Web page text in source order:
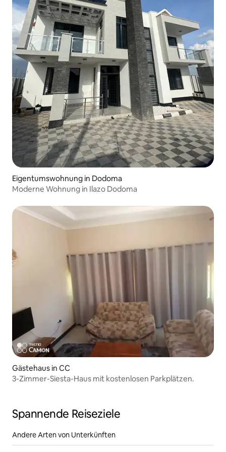
Eigentumswohnung in Dodoma
Moderne Wohnung in Ilazo Dodoma
Gästehaus in CC
3-Zimmer-Siesta-Haus mit kostenlosen Parkplätzen.
Spannende Reiseziele
Andere Arten von Unterkünften